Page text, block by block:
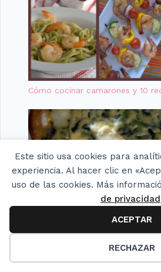
Este sitio usa cookies para
experiencia. Al hacer clic en
uso de las cookies. Más
de privacidad
ACEPTAR
RECHAZAR
Cómo cocinar camarones y 10